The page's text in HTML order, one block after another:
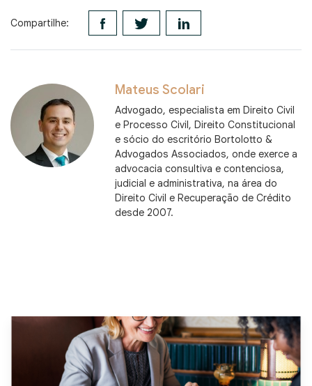
Compartilhe:
Mateus Scolari
Advogado, especialista em Direito Civil
e Processo Civil, Direito Constitucional
e sócio do escritório Bortolotto &
Advogados Associados, onde exerce a
advocacia consultiva e contenciosa,
judicial e administrativa, na área do
Direito Civil e Recuperação de Crédito
desde 2007.